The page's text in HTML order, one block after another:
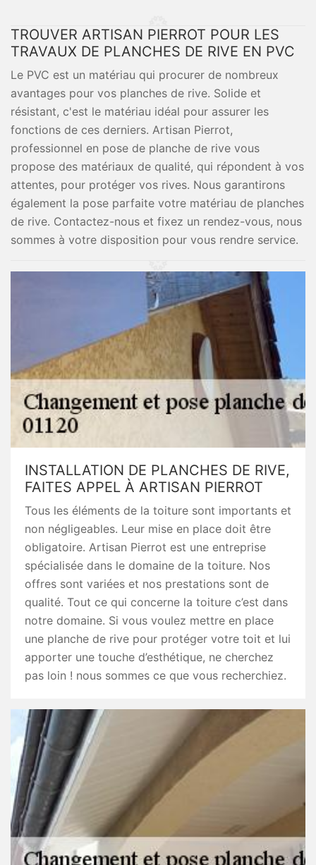
TROUVER ARTISAN PIERROT POUR LES
TRAVAUX DE PLANCHES DE RIVE EN PVC
Le PVC est un matériau qui procurer de nombreux
avantages pour vos planches de rive. Solide et
résistant, c'est le matériau idéal pour assurer les
fonctions de ces derniers. Artisan Pierrot,
professionnel en pose de planche de rive vous
propose des matériaux de qualité, qui répondent à vos
attentes, pour protéger vos rives. Nous garantirons
également la pose parfaite votre matériau de planches
de rive. Contactez-nous et fixez un rendez-vous, nous
sommes à votre disposition pour vous rendre service.
INSTALLATION DE PLANCHES DE RIVE,
FAITES APPEL À ARTISAN PIERROT
Tous les éléments de la toiture sont importants et
non négligeables. Leur mise en place doit être
obligatoire. Artisan Pierrot est une entreprise
spécialisée dans le domaine de la toiture. Nos
offres sont variées et nos prestations sont de
qualité. Tout ce qui concerne la toiture c’est dans
notre domaine. Si vous voulez mettre en place
une planche de rive pour protéger votre toit et lui
apporter une touche d’esthétique, ne cherchez
pas loin ! nous sommes ce que vous recherchiez.